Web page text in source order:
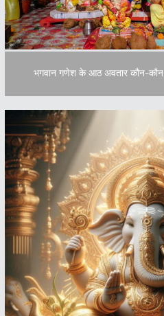
भगवान गणेश के आठ अवतार कौन-